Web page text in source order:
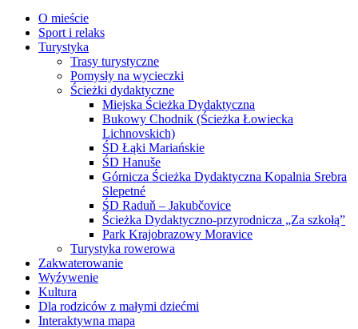
O mieście
Sport i relaks
Turystyka
Trasy turystyczne
Pomysły na wycieczki
Ścieżki dydaktyczne
Miejska Ścieżka Dydaktyczna
Bukowy Chodnik (Ścieżka Łowiecka
Lichnovskich)
ŚD Łąki Mariańskie
ŚD Hanuše
Górnicza Ścieżka Dydaktyczna Kopalnia Srebra
Slepetné
ŚD Raduň – Jakubčovice
Ścieżka Dydaktyczno-przyrodnicza „Za szkołą”
Park Krajobrazowy Moravice
Turystyka rowerowa
Zakwaterowanie
Wyźywenie
Kultura
Dla rodziców z małymi dziećmi
Interaktywna mapa